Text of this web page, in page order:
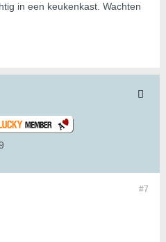
in een keukenkast. Wachten
#7